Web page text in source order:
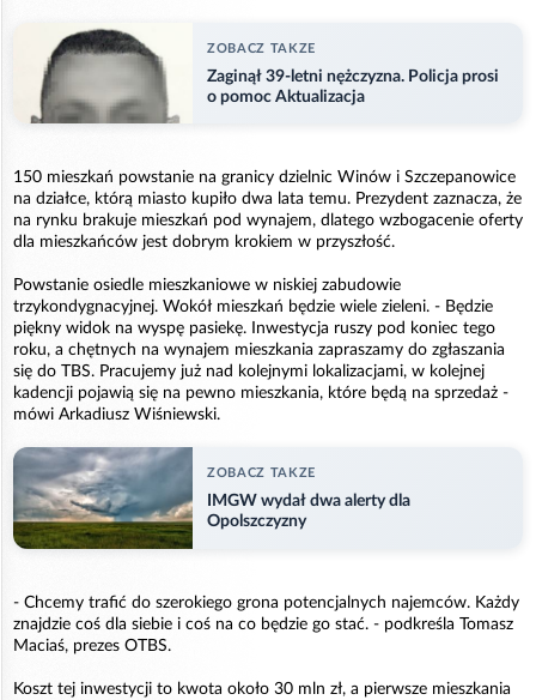
ZOBACZ TAKZE
Zaginął 39-letni nężczyzna. Policja prosi
o pomoc Aktualizacja
150 mieszkań powstanie na granicy dzielnic Winów i Szczepanowice
na działce, którą miasto kupiło dwa lata temu. Prezydent zaznacza, że
na rynku brakuje mieszkań pod wynajem, dlatego wzbogacenie oferty
dla mieszkańców jest dobrym krokiem w przyszłość.
Powstanie osiedle mieszkaniowe w niskiej zabudowie
trzykondygnacyjnej. Wokół mieszkań będzie wiele zieleni. - Będzie
piękny widok na wyspę pasiekę. Inwestycja ruszy pod koniec tego
roku, a chętnych na wynajem mieszkania zapraszamy do zgłaszania
się do TBS. Pracujemy już nad kolejnymi lokalizacjami, w kolejnej
kadencji pojawią się na pewno mieszkania, które będą na sprzedaż -
mówi Arkadiusz Wiśniewski.
ZOBACZ TAKZE
IMGW wydał dwa alerty dla
Opolszczyzny
- Chcemy trafić do szerokiego grona potencjalnych najemców. Każdy
znajdzie coś dla siebie i coś na co będzie go stać. - podkreśla Tomasz
Maciaś, prezes OTBS.
Koszt tej inwestycji to kwota około 30 mln zł, a pierwsze mieszkania